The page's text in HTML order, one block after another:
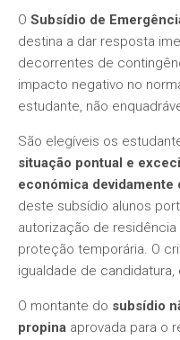
O Subsídio de
destina a dar resposta
decorrentes de
impacto negativo no
estudante, não
São elegíveis os
situação pontual e
económica devidamente
deste subsídio alunos
autorização de
proteção temporária. O
igualdade de candidatura,
O montante do subsídio
propina aprovada para o